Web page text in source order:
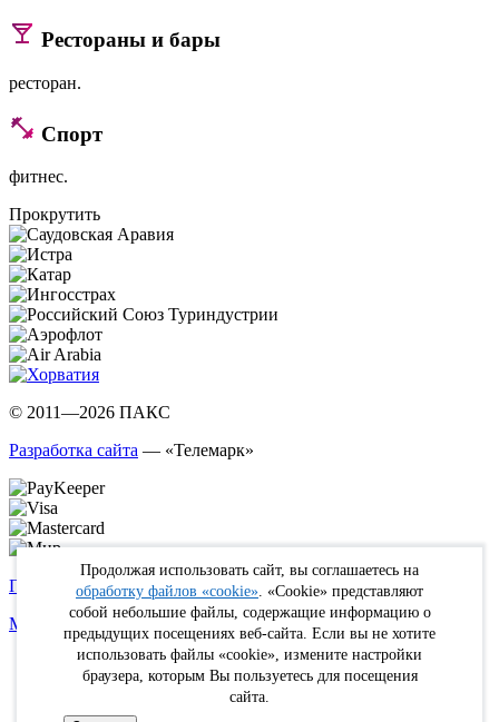
Рестораны и бары
ресторан.
Спорт
фитнес.
Прокрутить
© 2011—2026 ПАКС
Разработка сайта — «Телемарк»
Политика в отношении обработки персональных данных
Max
WhatsApp Telegram вКонтакте Youtube Rutube
Продолжая использовать сайт, вы соглашаетесь на
обработку файлов «cookie» . «Cookie» представляют
собой небольшие файлы, содержащие информацию о
предыдущих посещениях веб-сайта. Если вы не хотите
использовать файлы «cookie», измените настройки
браузера, которым Вы пользуетесь для посещения
сайта.
Online